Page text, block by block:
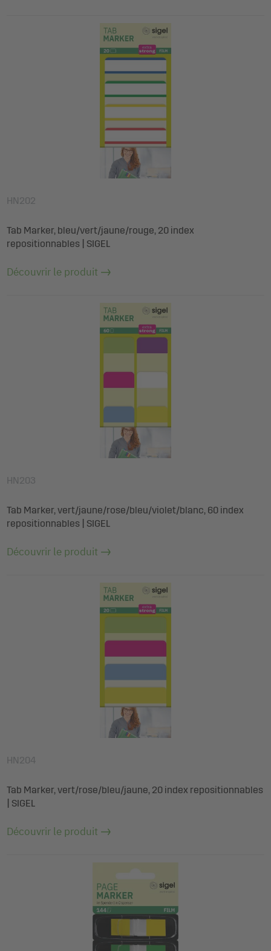
HN202
Tab Marker, bleu/vert/jaune/rouge, 20 index
repositionnables | SIGEL
Découvrir le produit
HN203
Tab Marker, vert/jaune/rose/bleu/violet/blanc, 60 index
repositionnables | SIGEL
Découvrir le produit
HN204
Tab Marker, vert/rose/bleu/jaune, 20 index repositionnables
| SIGEL
Découvrir le produit